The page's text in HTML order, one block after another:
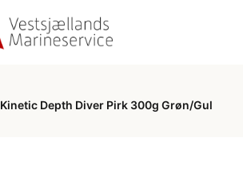
Kinetic Depth Diver Pirk 300g Grøn/Gul